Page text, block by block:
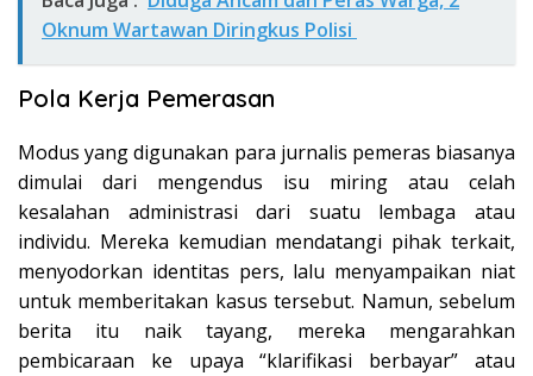
Oknum Wartawan Diringkus Polisi
Pola Kerja Pemerasan
Modus yang digunakan para jurnalis pemeras biasanya
dimulai dari mengendus isu miring atau celah
kesalahan administrasi dari suatu lembaga atau
individu. Mereka kemudian mendatangi pihak terkait,
menyodorkan identitas pers, lalu menyampaikan niat
untuk memberitakan kasus tersebut. Namun, sebelum
berita itu naik tayang, mereka mengarahkan
pembicaraan ke upaya “klarifikasi berbayar” atau